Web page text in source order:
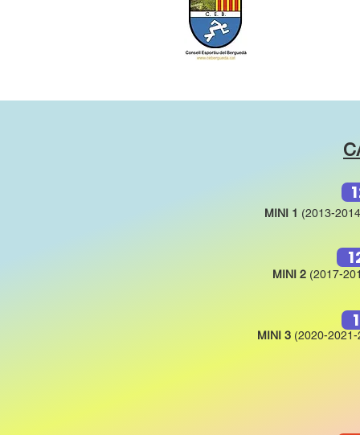
MINI 1 (2013-
MINI 2(2017-
MINI 3 (2020-